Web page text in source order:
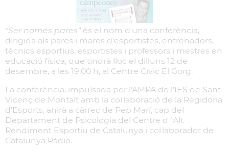
“Ser només pares” és el nom d'una conferència,
dirigida als pares i mares d'esportistes, entrenadors,
tècnics esportius, esportistes i professors i mestres en
educació física, que tindrà lloc el dilluns 12 de
desembre, a les 19.00 h, al Centre Cívic El Gorg.
La conferència, impulsada per l'AMPA de l'IES de Sant
Vicenç de Montalt amb la col·laboració de la Regidoria
d'Esports, anirà a càrrec de Pep Marí, cap del
Departament de Psicologia del Centre d´Alt
Rendiment Esportiu de Catalunya i col·laborador de
Catalunya Ràdio.